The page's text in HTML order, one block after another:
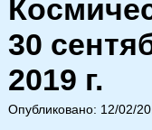
30
2019 г.
Опубликовано: 12/02/